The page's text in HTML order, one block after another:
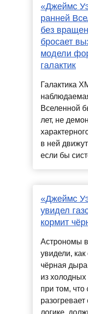
«Джеймс
ранней
без
бросает
модели
галактик
Галактика
Вселенной
лет, не
в ней
если бы
«Джеймс
увидел
кормит
Астрономы
увидели,
чёрная
из холодных
при том,
разогревает